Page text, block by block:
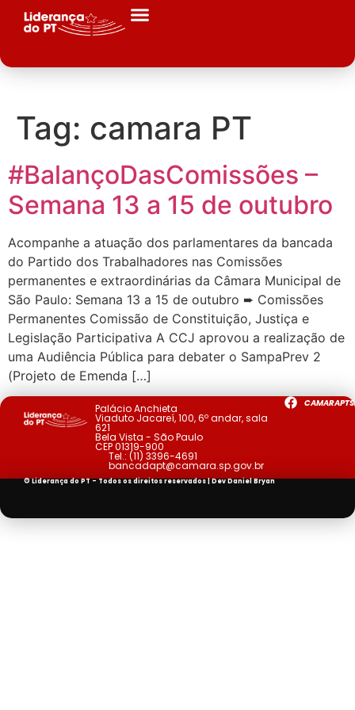
Tag: camara PT
#BalançoDasComissões –
Semana 13 a 15 de outubro
Acompanhe a atuação dos parlamentares da bancada
do Partido dos Trabalhadores nas Comissões
permanentes e extraordinárias da Câmara Municipal de
São Paulo: Semana 13 a 15 de outubro ➨ Comissões
Permanentes Comissão de Constituição, Justiça e
Legislação Participativa A CCJ aprovou a realização de
uma Audiência Pública para debater o SampaPrev 2
(Projeto de Emenda […]
Palácio Anchieta
Viaduto Jacareí, 100, 6º andar, sala
621
Bela Vista - São Paulo
CEP 01319-900
Tel.: (11) 3396-4691
bancadapt@camara.sp.gov.br
© Liderança do PT - Todos os direitos reservados | DevDaniel Bryan